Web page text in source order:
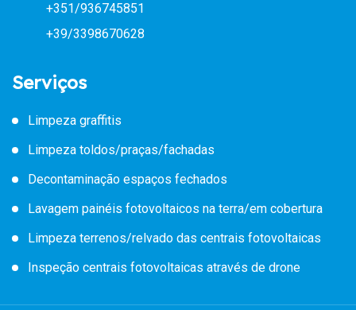
+351/936745851
+39/3398670628
Serviços
Limpeza graffitis
Limpeza toldos/praças/fachadas
Decontaminação espaços fechados
Lavagem painéis fotovoltaicos na terra/em cobertura
Limpeza terrenos/relvado das centrais fotovoltaicas
Inspeção centrais fotovoltaicas através de drone